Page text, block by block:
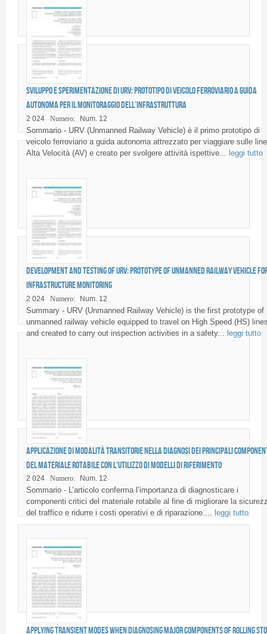
Sviluppo e sperimentazione di URV: prototipo di veicolo ferroviario a guida
autonoma per il monitoraggio dell’infrastruttura
2 024 Numero: Num. 12
Sommario - URV (Unmanned Railway Vehicle) è il primo prototipo di
veicolo ferroviario a guida autonoma attrezzato per viaggiare sulle
Alta Velocità (AV) e creato per svolgere attività ispettive... leggi tutto
Development and testing of URV: prototype of unmanned railway vehicle
infrastructure monitoring
2 024 Numero: Num. 12
Summary - URV (Unmanned Railway Vehicle) is the first prototype of
unmanned railway vehicle equipped to travel on High Speed (HS)
and created to carry out inspection activities in a safety...leggi tutto
Applicazione di modalità transitorie nella diagnosi dei principali
del materiale rotabile con l'utilizzo di modelli di riferimento
2 024 Numero: Num. 12
Sommario - L’articolo conferma l’importanza di diagnosticare i
componenti critici del materiale rotabile al fine di migliorare la
del traffico e ridurre i costi operativi e di riparazione.... leggi tutto
Applying transient modes when diagnosing major components of rolling